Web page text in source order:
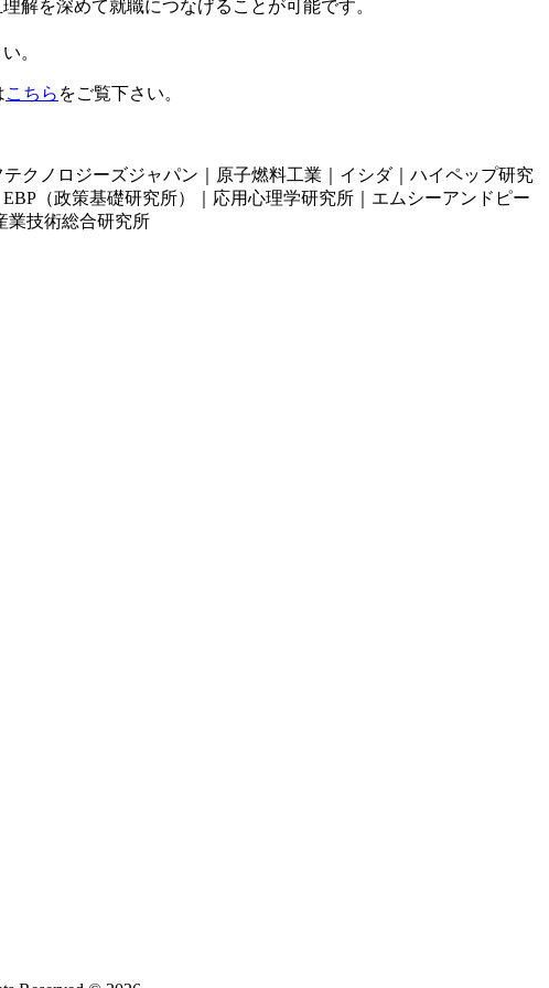
解を深めて就職につなげることが可能です。
。
こちら をご覧下さい。
クノロジーズジャパン｜原子燃料工業｜イシダ｜ハイペップ研究
（政策基礎研究所）｜応用心理学研究所｜エムシーアンドピー
業技術総合研究所